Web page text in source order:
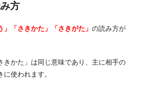
方
」「さきかた」「さきがた」 の読み方が
きかた」は同じ意味であり、主に相手の
使われます。